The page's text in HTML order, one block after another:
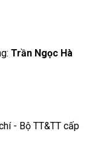
Trần Ngọc Hà
- Bộ TT&TT cấp